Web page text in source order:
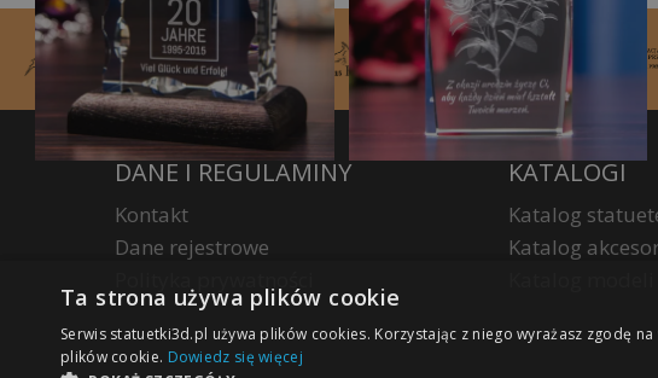
DANE I REGULAMINY
Kontakt
Dane rejestrowe
KATALOGI
Katalog
Katalog
Ta strona używa plików cookie
Serwis statuetki3d.pl używa plików cookies. Korzystając z niego wyrażasz zgodę
plików cookie. Dowiedz się więcej